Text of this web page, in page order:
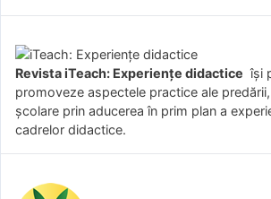
Revista iTeach: Experienţe didactice îşi
promoveze aspectele practice ale
şcolare prin aducerea în prim plan a
cadrelor didactice.